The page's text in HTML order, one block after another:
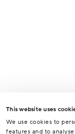
This website uses
We use cookies to
features and to